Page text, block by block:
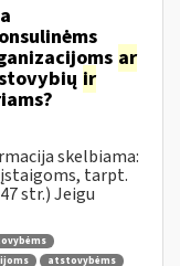
ar
ir
skelbiama:
tarpt.
str.) Jeigu
atstovybėms